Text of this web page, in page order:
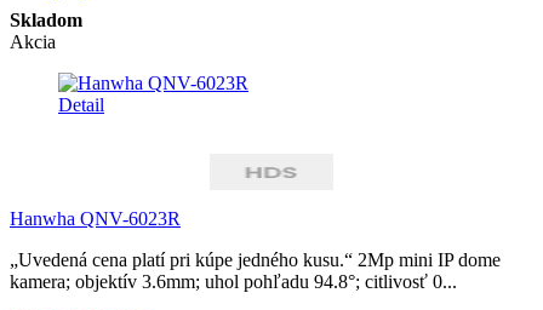
Skladom
Akcia
Detail
Hanwha QNV-6023R
„Uvedená cena platí pri kúpe jedného kusu.“ 2Mp mini IP dome
kamera; objektív 3.6mm; uhol pohľadu 94.8°; citlivosť 0...